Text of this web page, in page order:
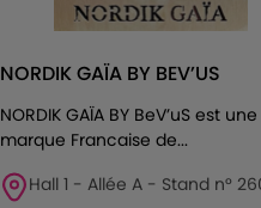
NORDIK GAÏA BY BEV’US
NORDIK GAÏA BY BeV’uS est une
marque Francaise de...
Hall 1 - Allée A - Stand n°